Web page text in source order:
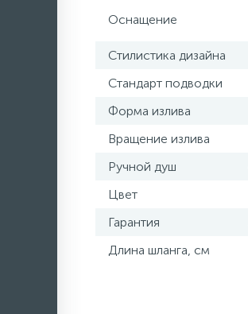
Оснащение
Стилистика дизайна
Стандарт подводки
Форма излива
Вращение излива
Ручной душ
Цвет
Гарантия
Длина шланга, см